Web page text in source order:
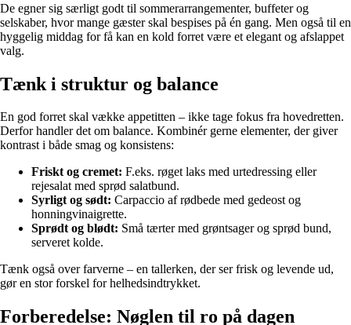
De egner sig særligt godt til sommerarrangementer, buffeter og
selskaber, hvor mange gæster skal bespises på én gang. Men også til en
hyggelig middag for få kan en kold forret være et elegant og afslappet
valg.
Tænk i struktur og balance
En god forret skal vække appetitten – ikke tage fokus fra hovedretten.
Derfor handler det om balance. Kombinér gerne elementer, der giver
kontrast i både smag og konsistens:
Friskt og cremet: F.eks. røget laks med urtedressing eller
rejesalat med sprød salatbund.
Syrligt og sødt: Carpaccio af rødbede med gedeost og
honningvinaigrette.
Sprødt og blødt: Små tærter med grøntsager og sprød bund,
serveret kolde.
Tænk også over farverne – en tallerken, der ser frisk og levende ud,
gør en stor forskel for helhedsindtrykket.
Forberedelse: Nøglen til ro på dagen